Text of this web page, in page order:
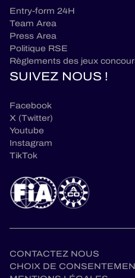
Entry-form 24H
Team Area
Press Area
Politique RSE
Règlements des jeux
SUIVEZ NOUS !
Facebook
X (Twitter)
Youtube
Instagram
TikTok
CONTACTEZ NOUS
CHOIX DE